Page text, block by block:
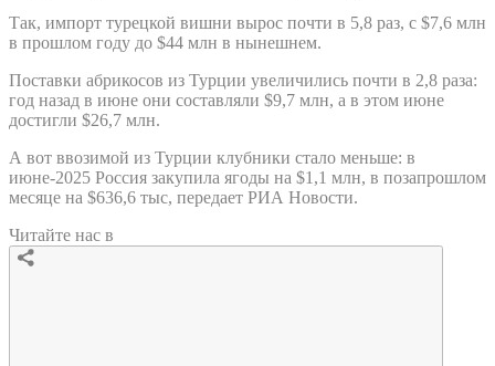
Так, импорт турецкой вишни вырос почти в 5,8 раз, с $7,6 млн
в прошлом году до $44 млн в нынешнем.
Поставки абрикосов из Турции увеличились почти в 2,8 раза:
год назад в июне они составляли $9,7 млн, а в этом июне
достигли $26,7 млн.
А вот ввозимой из Турции клубники стало меньше: в
июне-2025 Россия закупила ягоды на $1,1 млн, в позапрошлом
месяце на $636,6 тыс, передает РИА Новости.
Читайте нас в